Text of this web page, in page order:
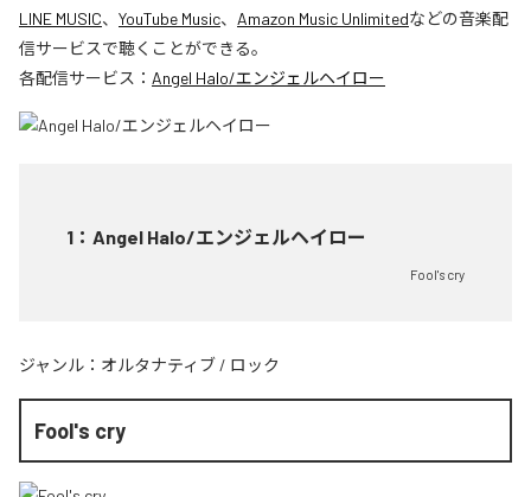
LINE MUSIC、 YouTube Music、 Amazon Music Unlimitedなどの音楽配
信サービスで聴くことができる。
各配信サービス： Angel Halo/エンジェルヘイロー
1 ： Angel Halo/エンジェルヘイロー
Fool's cry
ジャンル： オルタナティブ / ロック
Fool's cry